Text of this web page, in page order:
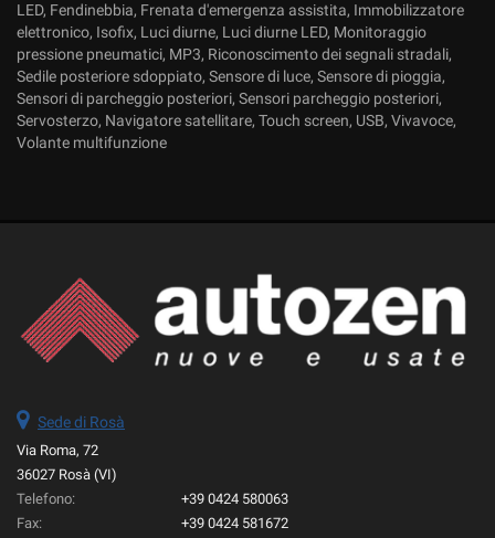
LED, Fendinebbia, Frenata d'emergenza assistita, Immobilizzatore
elettronico, Isofix, Luci diurne, Luci diurne LED, Monitoraggio
pressione pneumatici, MP3, Riconoscimento dei segnali stradali,
Sedile posteriore sdoppiato, Sensore di luce, Sensore di pioggia,
Sensori di parcheggio posteriori, Sensori parcheggio posteriori,
Servosterzo, Navigatore satellitare, Touch screen, USB, Vivavoce,
Volante multifunzione
Sede di Rosà
Via Roma, 72
36027 Rosà (VI)
Telefono:
+39 0424 580063
Fax:
+39 0424 581672